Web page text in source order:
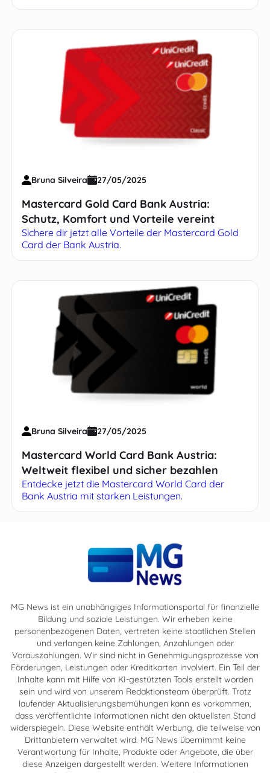
Bruna Silveira 27/05/2025
Mastercard Gold Card Bank Austria:
Schutz, Komfort und Vorteile vereint
Sichere dir jetzt alle Vorteile der Mastercard Gold
Card der Bank Austria.
Bruna Silveira 27/05/2025
Mastercard World Card Bank Austria:
Weltweit flexibel und sicher bezahlen
Entdecke jetzt die Mastercard World Card der
Bank Austria mit starken Leistungen.
MG News ist ein unabhängiges Informationsportal für finanzielle
Bildung und soziale Leistungen. Wir erheben keine
personenbezogenen Daten, vertreten keine staatlichen Stellen
und verlangen keine Zahlungen, Anzahlungen oder
Vorauszahlungen. Wir sind nicht in Genehmigungsprozesse von
Förderungen, Leistungen oder Kreditkarten involviert. Ein Teil der
Inhalte kann mit Hilfe von KI-gestützten Tools erstellt worden
sein und wird von unserem Redaktionsteam überprüft. Trotz
laufender Aktualisierungsbemühungen kann es vorkommen,
dass veröffentlichte Informationen nicht den aktuellsten Stand
widerspiegeln. Diese Website enthält Werbung, die teilweise von
Drittanbietern verwaltet wird. MG News übernimmt keine
Verantwortung für Inhalte, Produkte oder Angebote, die über
diese Anzeigen dargestellt werden. Weitere Informationen